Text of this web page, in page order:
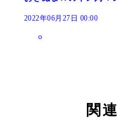
2022年06月27日 00:00
関